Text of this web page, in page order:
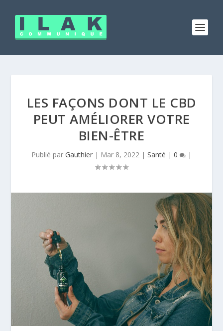
LES FAÇONS DONT LE CBD
PEUT AMÉLIORER VOTRE
BIEN-ÊTRE
Publié par Gauthier | Mar 8, 2022 | Santé | 0 |